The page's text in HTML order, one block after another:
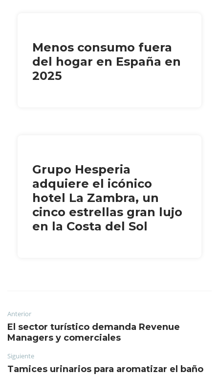
Menos consumo fuera
del hogar en España en
2025
Grupo Hesperia
adquiere el icónico
hotel La Zambra, un
cinco estrellas gran lujo
en la Costa del Sol
Anterior
El sector turístico demanda Revenue
Managers y comerciales
Siguiente
Tamices urinarios para aromatizar el baño